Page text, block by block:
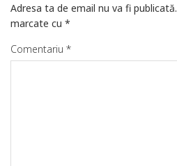
Adresa ta de email nu va fi publicată.
marcate cu *
Comentariu *